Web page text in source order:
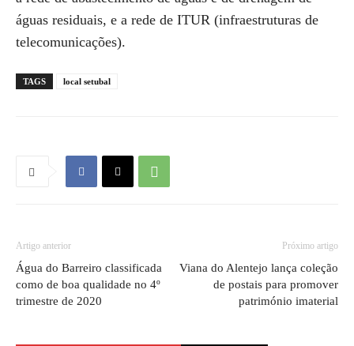
águas residuais, e a rede de ITUR (infraestruturas de
telecomunicações).
TAGS local setubal
Artigo anterior
Água do Barreiro classificada
como de boa qualidade no 4º
trimestre de 2020
Próximo artigo
Viana do Alentejo lança coleção
de postais para promover
património imaterial